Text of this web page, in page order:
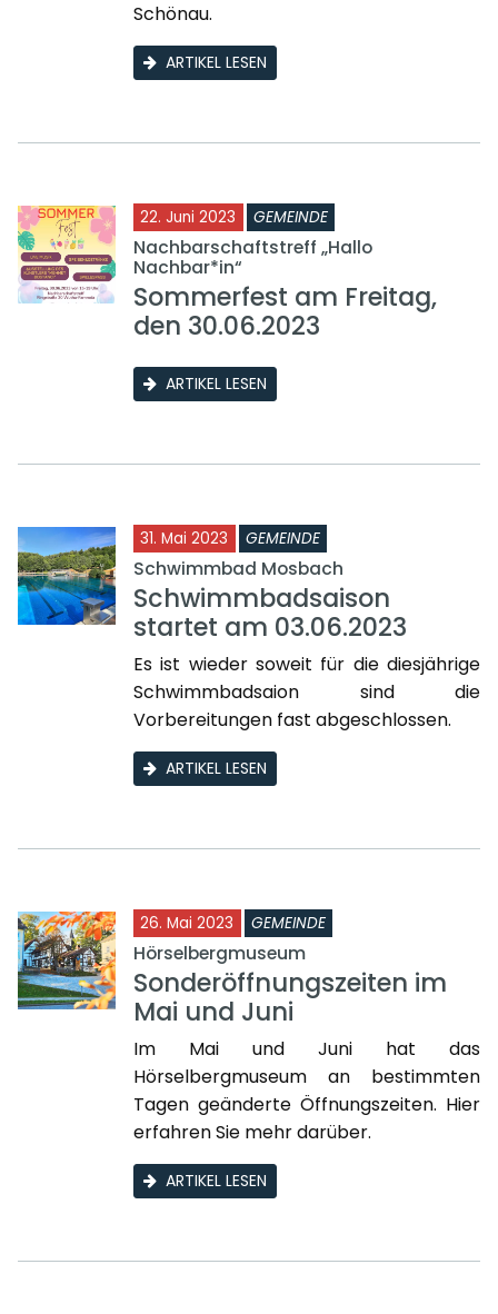
Schönau.
ARTIKEL LESEN
22. Juni 2023 GEMEINDE
Nachbarschaftstreff „Hallo
Nachbar*in“
Sommerfest am Freitag,
den 30.06.2023
ARTIKEL LESEN
31. Mai 2023 GEMEINDE
Schwimmbad Mosbach
Schwimmbadsaison
startet am 03.06.2023
Es ist wieder soweit für die diesjährige
Schwimmbadsaion sind die
Vorbereitungen fast abgeschlossen.
ARTIKEL LESEN
26. Mai 2023 GEMEINDE
Hörselbergmuseum
Sonderöffnungszeiten im
Mai und Juni
Im Mai und Juni hat das
Hörselbergmuseum an bestimmten
Tagen geänderte Öffnungszeiten. Hier
erfahren Sie mehr darüber.
ARTIKEL LESEN